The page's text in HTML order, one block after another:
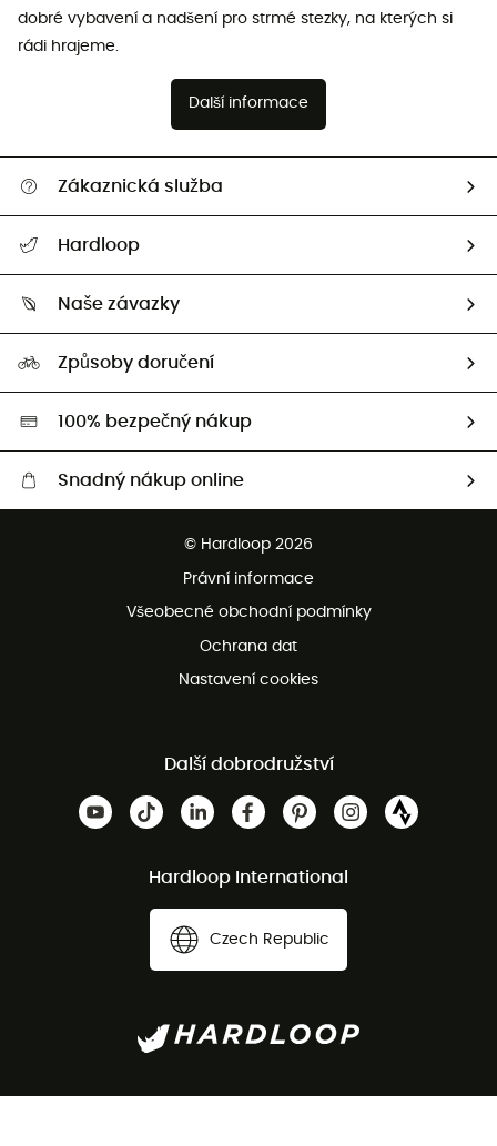
dobré vybavení a nadšení pro strmé stezky, na kterých si
rádi hrajeme.
Další informace
Zákaznická služba
Vrácení zboží a peněz
Hardloop
Naši Ambasadoři
Naše závazky
Second hand
HardGreen
Způsoby doručení
100% bezpečný nákup
Snadný nákup online
Bezplatné vrácení do 100 dnů
Bezplatná zákaznická služba
© Hardloop 2026
Právní informace
Všeobecné obchodní podmínky
Ochrana dat
Nastavení cookies
Další dobrodružství
Hardloop International
Czech Republic